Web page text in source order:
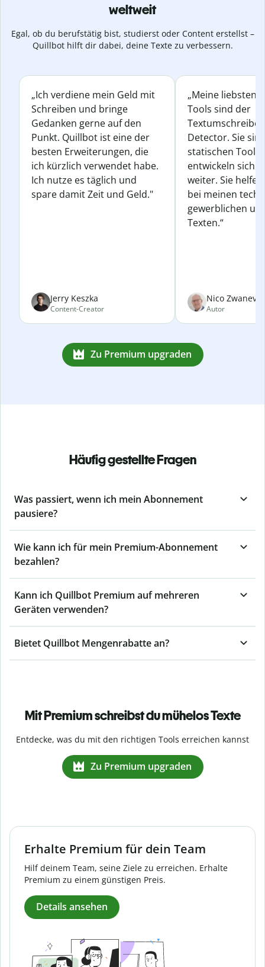
weltweit
Egal, ob du berufstätig bist, studierst oder Content erstellst –
Quillbot hilft dir dabei, deine Texte zu verbessern.
„Ich verdiene mein Geld mit
Schreiben und bringe
Gedanken gerne auf den
Punkt. Quillbot ist eine der
besten Erweiterungen, die
ich kürzlich verwendet habe.
Ich nutze es täglich und
spare damit Zeit und Geld."
Jerry Keszka
Content-Creator
„Meine liebsten
Tools sind der
Detector. Sie
statischen
entwickeln sich
weiter. Sie
bei meinen
gewerblichen
Texten.“
Nico
Autor
Zu Premium upgraden
Häufig gestellte Fragen
Was passiert, wenn ich mein Abonnement
pausiere?
Wie kann ich für mein Premium-Abonnement
bezahlen?
Kann ich Quillbot Premium auf mehreren
Geräten verwenden?
Bietet Quillbot Mengenrabatte an?
Mit Premium schreibst du mühelos Texte
Entdecke, was du mit den richtigen Tools erreichen kannst
Zu Premium upgraden
Erhalte Premium für dein Team
Hilf deinem Team, seine Ziele zu erreichen. Erhalte
Premium zu einem günstigen Preis.
Details ansehen